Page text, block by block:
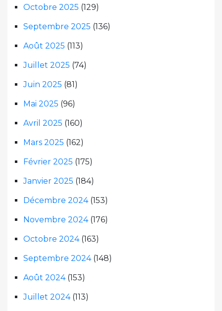
Octobre 2025 (129)
Septembre 2025 (136)
Août 2025 (113)
Juillet 2025 (74)
Juin 2025 (81)
Mai 2025 (96)
Avril 2025 (160)
Mars 2025 (162)
Février 2025 (175)
Janvier 2025 (184)
Décembre 2024(153)
Novembre 2024(176)
Octobre 2024(163)
Septembre 2024(148)
Août 2024(153)
Juillet 2024(113)